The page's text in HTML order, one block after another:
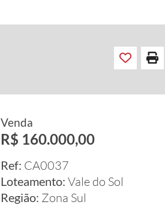
Venda
R$ 160.000,00
Ref: CA0037
Loteamento: Vale do Sol
Região: Zona Sul